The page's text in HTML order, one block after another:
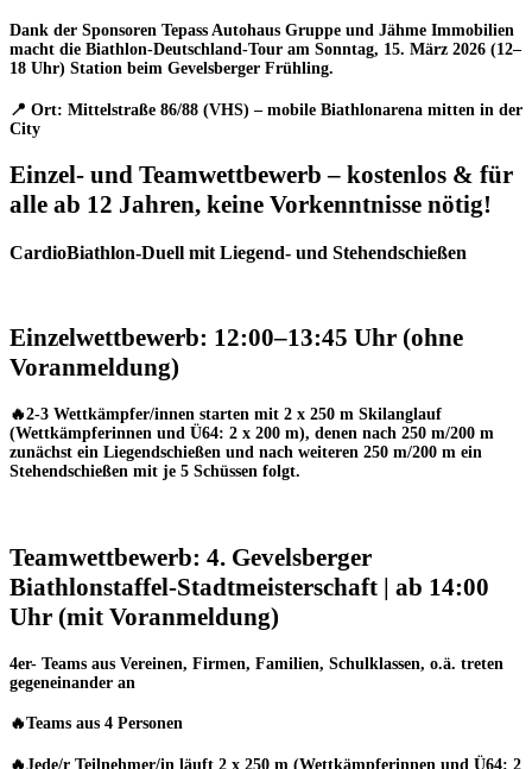
Dank der Sponsoren Tepass Autohaus Gruppe und Jähme Immobilien
macht die Biathlon-Deutschland-Tour am Sonntag, 15. März 2026 (12–
18 Uhr) Station beim Gevelsberger Frühling.
📍 Ort: Mittelstraße 86/88 (VHS) – mobile Biathlonarena mitten in der
City
Einzel- und Teamwettbewerb– kostenlos & für
alle ab 12 Jahren, keine Vorkenntnisse nötig!
CardioBiathlon-Duell mit Liegend- und Stehendschießen
Einzelwettbewerb: 12:00–13:45 Uhr (ohne
Voranmeldung)
🔥2-3 Wettkämpfer/innen starten mit 2 x 250 m Skilanglauf
(Wettkämpferinnen und Ü64: 2 x 200 m), denen nach 250 m/200 m
zunächst ein Liegendschießen und nach weiteren 250 m/200 m ein
Stehendschießen mit je 5 Schüssen folgt.
Teamwettbewerb: 4. Gevelsberger
Biathlonstaffel-Stadtmeisterschaft | ab 14:00
Uhr (mit Voranmeldung)
4er- Teams aus Vereinen, Firmen, Familien, Schulklassen, o.ä. treten
gegeneinander an
🔥Teams aus 4 Personen
🔥Jede/r Teilnehmer/in läuft 2 x 250 m (Wettkämpferinnen und Ü64: 2